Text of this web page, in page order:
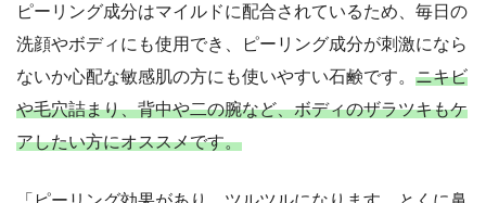
ピーリング成分はマイルドに配合されているため、毎日の
洗顔やボディにも使用でき、ピーリング成分が刺激になら
ないか心配な敏感肌の方にも使いやすい石鹸です。 ニキビ
や毛穴詰まり、背中や二の腕など、ボディのザラツキもケ
アしたい方にオススメです。